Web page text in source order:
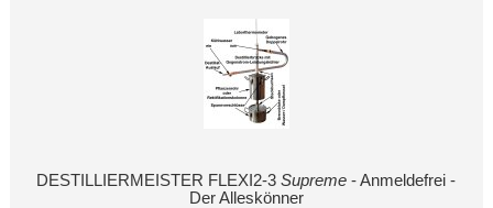
DESTILLIERMEISTER FLEXI2-3Supreme - Anmeldefrei -
Der Alleskönner